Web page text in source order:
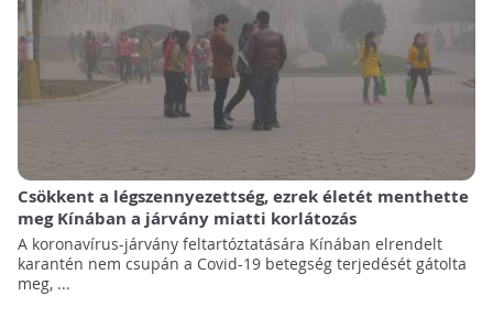
Csökkent a légszennyezettség, ezrek életét menthette
meg Kínában a járvány miatti korlátozás
A koronavírus-járvány feltartóztatására Kínában elrendelt
karantén nem csupán a Covid-19 betegség terjedését gátolta
meg, ...